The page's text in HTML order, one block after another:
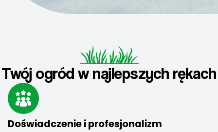
Twój ogród w najlepszych rękach
Doświadczenie i profesjonalizm